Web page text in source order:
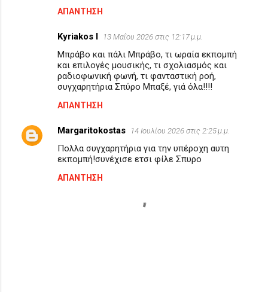
ΑΠΆΝΤΗΣΗ
Kyriakos I 13 Μαΐου 2026 στις 12:17 μ.μ.
Μπράβο και πάλι Μπράβο, τι ωραία εκπομπή
και επιλογές μουσικής, τι σχολιασμός και
ραδιοφωνική φωνή, τι φανταστική ροή,
συγχαρητήρια Σπύρο Μπαξέ, γιά όλα!!!!
ΑΠΆΝΤΗΣΗ
Margaritokostas 14 Ιουλίου 2026 στις 2:25 μ.μ.
Πολλα συγχαρητήρια για την υπέροχη αυτη
εκπομπή!συνέχισε ετσι φίλε Σπυρο
ΑΠΆΝΤΗΣΗ